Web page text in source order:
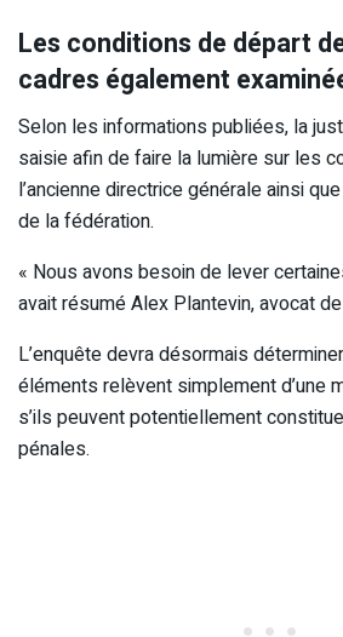
Les conditions de départ
cadres également
Selon les informations publiées, la
saisie afin de faire la lumière sur les
l’ancienne directrice générale ainsi
de la fédération.
« Nous avons besoin de lever
avait résumé Alex Plantevin, avocat de
L’enquête devra désormais
éléments relèvent simplement d’une
s’ils peuvent potentiellement
pénales.